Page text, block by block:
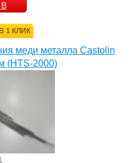
В
1 КЛИК
меди металла Castolin
(HTS-2000)